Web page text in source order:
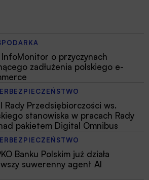
InfoMonitor o przyczynach
zadłużenia polskiego e-
Rady Przedsiębiorczości ws.
stanowiska w pracach Rady
pakietem Digital Omnibus
Banku Polskim już działa
suwerenny agent AI